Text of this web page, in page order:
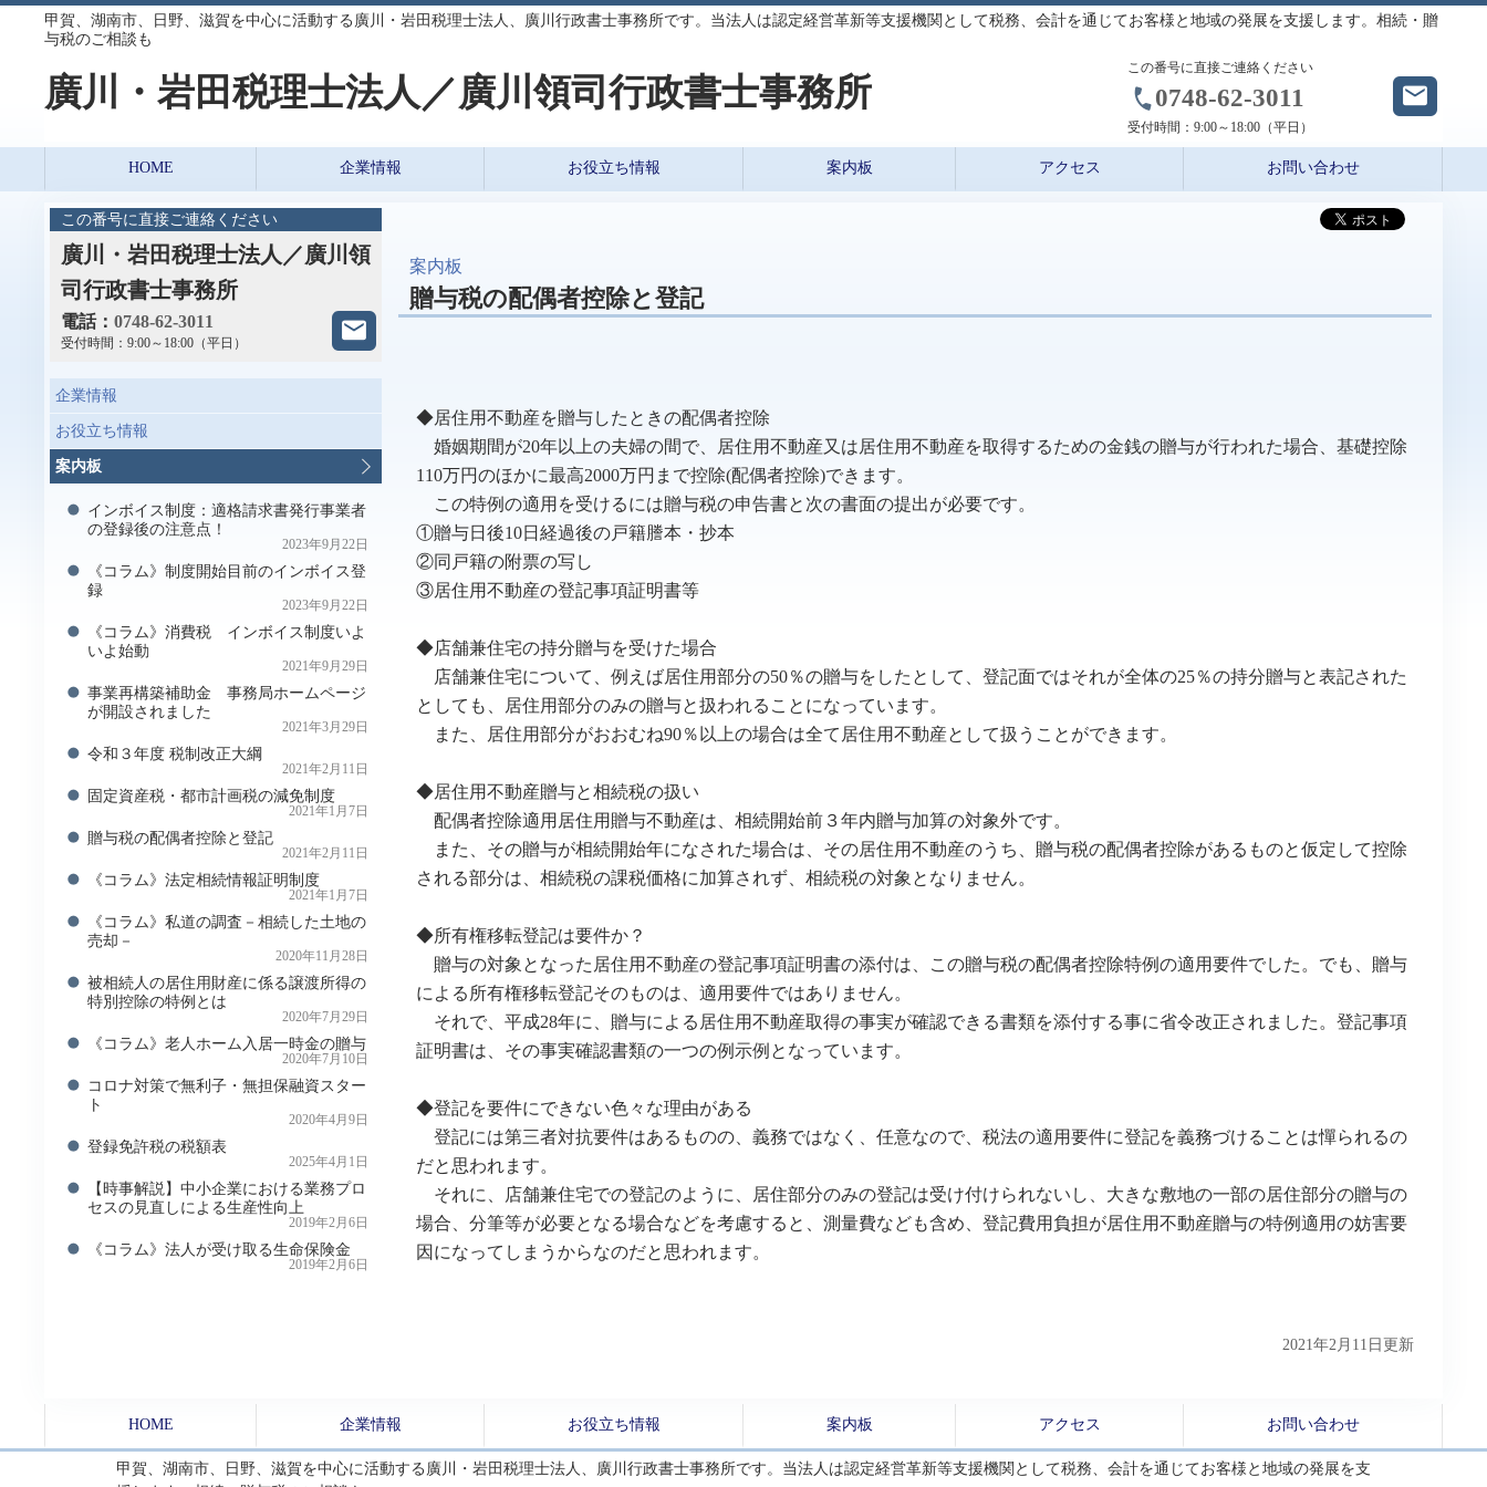
甲賀、湖南市、日野、滋賀を中心に活動する廣川・岩田税理士法人、廣川行政書士事務所です。当法人は認定経営革新等支援機関として税務、会計を通じてお客様と地域の発展を支援します。相続・贈
与税のご相談も
廣川・岩田税理士法人／廣川領司行政書士事務所
この番号に直接ご連絡ください
0748-62-3011
受付時間： 9:00～18:00（平日）
HOME 企業情報 お役立ち情報 案内板 アクセス お問い合わせ
案内板
贈与税の配偶者控除と登記
◆居住用不動産を贈与したときの配偶者控除
婚姻期間が20年以上の夫婦の間で、居住用不動産又は居住用不動産を取得するための金銭の贈与が行われた場合、基礎控除
110万円のほかに最高2000万円まで控除(配偶者控除)できます。
この特例の適用を受けるには贈与税の申告書と次の書面の提出が必要です。
①贈与日後10日経過後の戸籍謄本・抄本
②同戸籍の附票の写し
③居住用不動産の登記事項証明書等
◆店舗兼住宅の持分贈与を受けた場合
店舗兼住宅について、例えば居住用部分の50％の贈与をしたとして、登記面ではそれが全体の25％の持分贈与と表記された
としても、居住用部分のみの贈与と扱われることになっています。
また、居住用部分がおおむね90％以上の場合は全て居住用不動産として扱うことができます。
◆居住用不動産贈与と相続税の扱い
配偶者控除適用居住用贈与不動産は、相続開始前３年内贈与加算の対象外です。
また、その贈与が相続開始年になされた場合は、その居住用不動産のうち、贈与税の配偶者控除があるものと仮定して控除
される部分は、相続税の課税価格に加算されず、相続税の対象となりません。
◆所有権移転登記は要件か？
贈与の対象となった居住用不動産の登記事項証明書の添付は、この贈与税の配偶者控除特例の適用要件でした。でも、贈与
による所有権移転登記そのものは、適用要件ではありません。
それで、平成28年に、贈与による居住用不動産取得の事実が確認できる書類を添付する事に省令改正されました。登記事項
証明書は、その事実確認書類の一つの例示例となっています。
◆登記を要件にできない色々な理由がある
登記には第三者対抗要件はあるものの、義務ではなく、任意なので、税法の適用要件に登記を義務づけることは憚られるの
だと思われます。
それに、店舗兼住宅での登記のように、居住部分のみの登記は受け付けられないし、大きな敷地の一部の居住部分の贈与の
場合、分筆等が必要となる場合などを考慮すると、測量費なども含め、登記費用負担が居住用不動産贈与の特例適用の妨害要
因になってしまうからなのだと思われます。
2021年2月11日更新
この番号に直接ご連絡ください
廣川・岩田税理士法人／廣川領
司行政書士事務所
電話： 0748-62-3011
受付時間： 9:00～18:00（平日）
企業情報
お役立ち情報
案内板
インボイス制度：適格請求書発行事業者
の登録後の注意点！
2023年9月22日
《コラム》制度開始目前のインボイス登
録
2023年9月22日
《コラム》消費税 インボイス制度いよ
いよ始動
2021年9月29日
事業再構築補助金 事務局ホームページ
が開設されました
2021年3月29日
令和３年度 税制改正大綱
2021年2月11日
固定資産税・都市計画税の減免制度
2021年1月7日
贈与税の配偶者控除と登記
2021年2月11日
《コラム》法定相続情報証明制度
2021年1月7日
《コラム》私道の調査－相続した土地の
売却－
2020年11月28日
被相続人の居住用財産に係る譲渡所得の
特別控除の特例とは
2020年7月29日
《コラム》老人ホーム入居一時金の贈与
2020年7月10日
コロナ対策で無利子・無担保融資スター
ト
2020年4月9日
登録免許税の税額表
2025年4月1日
【時事解説】中小企業における業務プロ
セスの見直しによる生産性向上
2019年2月6日
《コラム》法人が受け取る生命保険金
2019年2月6日
HOME 企業情報 お役立ち情報 案内板 アクセス お問い合わせ
甲賀、湖南市、日野、滋賀を中心に活動する廣川・岩田税理士法人、廣川行政書士事務所です。当法人は認定経営革新等支援機関として税務、会計を通じてお客様と地域の発展を支